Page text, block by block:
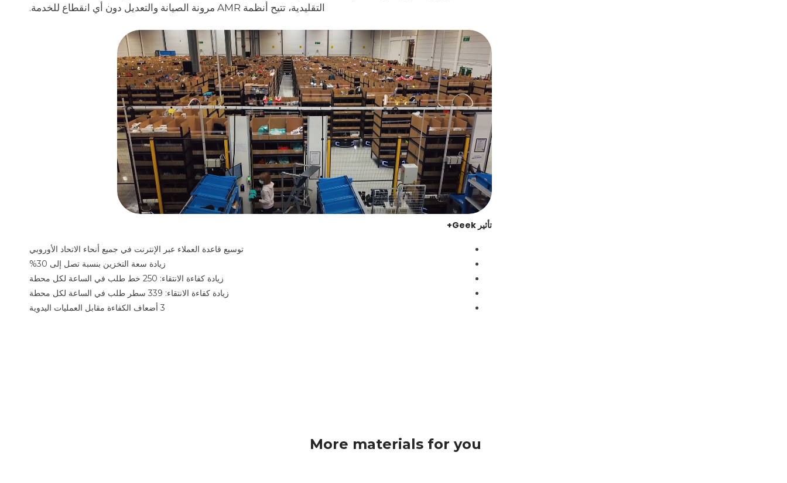
التقليدية، تتيح أنظمة AMR مرونة الصيانة والتعديل دون أي انقطاع للخدمة.
تأثير Geek+
توسيع قاعدة العملاء عبر الإنترنت في جميع أنحاء الاتحاد الأوروبي
زيادة سعة التخزين بنسبة تصل إلى 30%
زيادة كفاءة الانتقاء: 250 خط طلب في الساعة لكل محطة
زيادة كفاءة الانتقاء: 339 سطر طلب في الساعة لكل محطة
3 أضعاف الكفاءة مقابل العمليات اليدوية
More materials for you